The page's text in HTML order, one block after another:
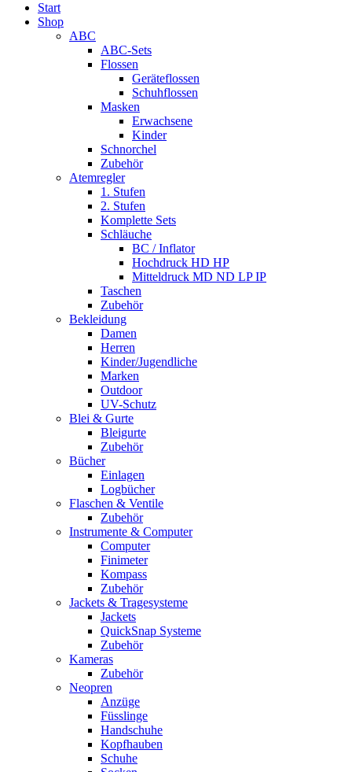
Start
Shop
ABC
ABC-Sets
Flossen
Geräteflossen
Schuhflossen
Masken
Erwachsene
Kinder
Schnorchel
Zubehör
Atemregler
1. Stufen
2. Stufen
Komplette Sets
Schläuche
BC / Inflator
Hochdruck HD HP
Mitteldruck MD ND LP IP
Taschen
Zubehör
Bekleidung
Damen
Herren
Kinder/Jugendliche
Marken
Outdoor
UV-Schutz
Blei & Gurte
Bleigurte
Zubehör
Bücher
Einlagen
Logbücher
Flaschen & Ventile
Zubehör
Instrumente & Computer
Computer
Finimeter
Kompass
Zubehör
Jackets & Tragesysteme
Jackets
QuickSnap Systeme
Zubehör
Kameras
Zubehör
Neopren
Anzüge
Füsslinge
Handschuhe
Kopfhauben
Schuhe